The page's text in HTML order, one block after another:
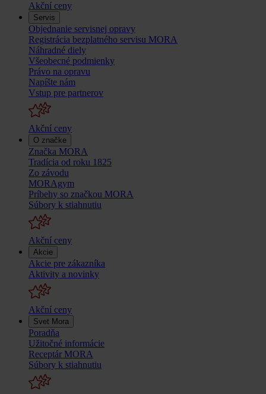
Akční ceny
Servis
Objednanie servisnej opravy
Registrácia bezplatného servisu MORA
Náhradné diely
Všeobecné podmienky
Právo na opravu
Napíšte nám
Vstup pre partnerov
Akční ceny
O značke
Značka MORA
Tradícia od roku 1825
Zo závodu
MORAgym
Príbehy so značkou MORA
Súbory k stiahnutiu
Akční ceny
Akcie
Akcie pre zákazníka
Aktivity a novinky
Akční ceny
Svet Mora
Poradňa
Užitočné informácie
Receptár MORA
Súbory k stiahnutiu